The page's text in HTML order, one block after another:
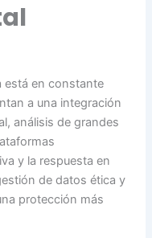
está en constante
a una integración
análisis de grandes
y la respuesta en
de datos ética y
protección más